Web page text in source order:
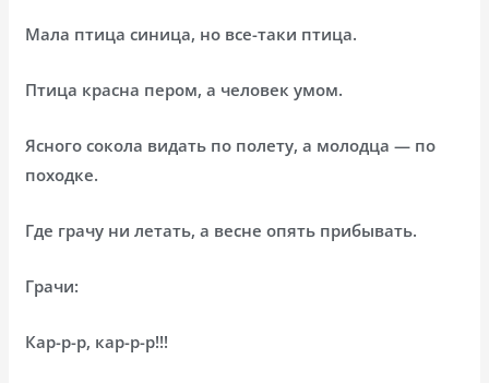
Мала птица синица, но все-таки птица.
Птица красна пером, а человек умом.
Ясного сокола видать по полету, а молодца — по
походке.
Где грачу ни летать, а весне опять прибывать.
Грачи:
Кар-р-р, кар-р-р!!!